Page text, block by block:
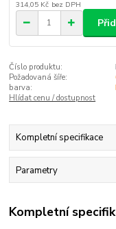
314,05 Kč bez DPH
Číslo produktu:
Požadovaná šíře:
barva:
Hlídat cenu / dostupnost
Kompletní specifikace
Parametry
Kompletní